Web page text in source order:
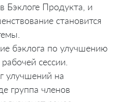
Бэклоге Продукта, и
становится
бэклога по улучшению
сессии.
улучшений на
группа членов